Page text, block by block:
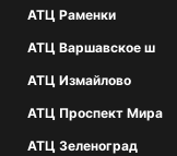
АТЦ Раменки
АТЦ Варшавское ш
АТЦ Измайлово
АТЦ Проспект Мира
АТЦ Зеленоград